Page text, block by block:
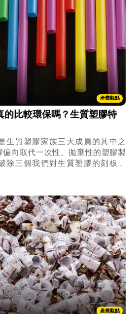
產業觀點
的比較環保嗎？生質塑膠特
生質塑膠家族三大成員的其中之
向取代一次性、拋棄性的塑膠製
除三個我們對生質塑膠的刻板印
東西。
產業觀點